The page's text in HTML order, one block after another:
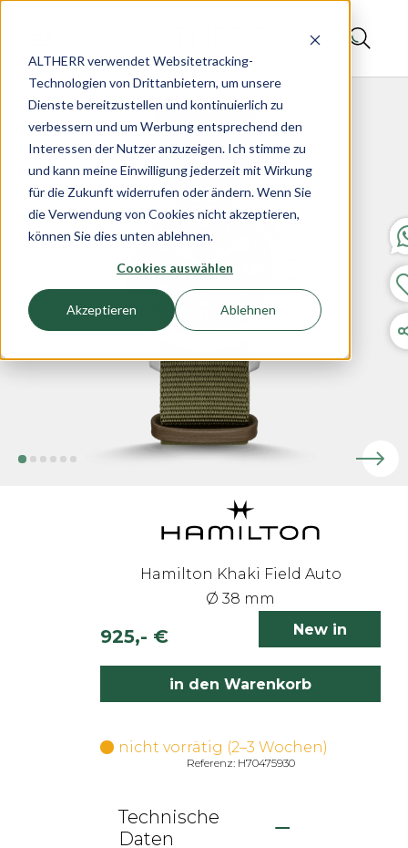
ALTHERR verwendet Websitetracking-
Technologien von Drittanbietern, um unsere
Dienste bereitzustellen und kontinuierlich zu
verbessern und um Werbung entsprechend den
Interessen der Nutzer anzuzeigen. Ich stimme zu
und kann meine Einwilligung jederzeit mit Wirkung
für die Zukunft widerrufen oder ändern. Wenn Sie
die Verwendung von Cookies nicht akzeptieren,
können Sie dies unten ablehnen.
Cookies auswählen
Akzeptieren Ablehnen
Hamilton Khaki Field Auto
Ø 38 mm
925,- € inkl. 19% MwSt.
New in
in den Warenkorb
nicht vorrätig (2–3 Wochen)
Referenz: H70475930
Technische
Daten